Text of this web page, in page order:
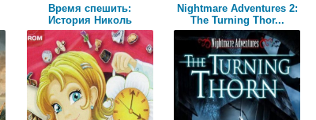
Время спешить:
История Николь
Nightmare Adventures 2:
The Turning Thor...